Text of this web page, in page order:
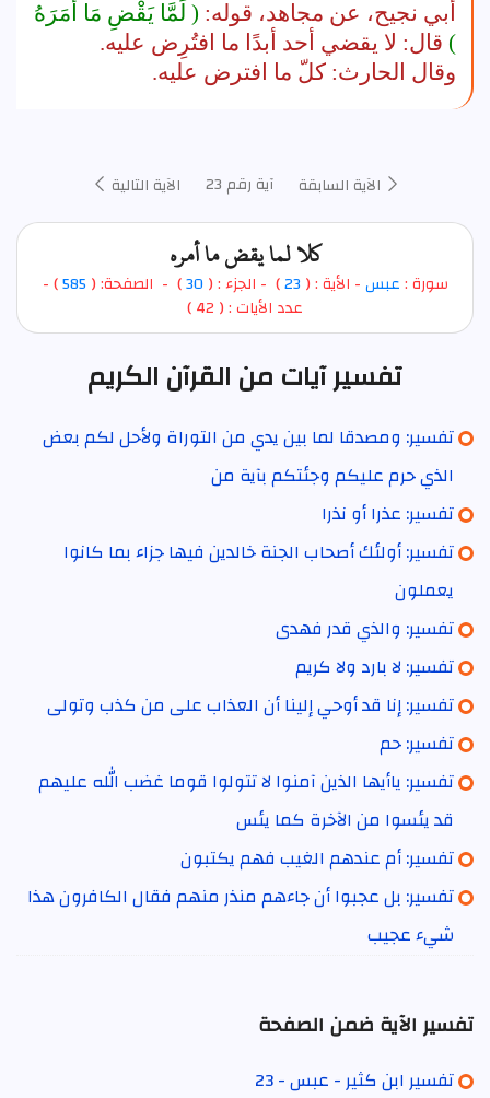
أبي نجيح، عن مجاهد، قوله: ( لَمَّا يَقْضِ مَا أَمَرَهُ
) قال: لا يقضي أحد أبدًا ما افتُرِض عليه.
وقال الحارث: كلّ ما افترض عليه.
الآية السابقة آية رقم 23 الآية التالية
كلا لما يقض ما أمره
سورة :عبس- الأية : (23
) - الجزء : (30) - الصفحة: ( 585
) -
عدد الأيات : ( 42 )
تفسير آيات من القرآن الكريم
تفسير: ومصدقا لما بين يدي من التوراة ولأحل لكم بعض
الذي حرم عليكم وجئتكم بآية من
تفسير: عذرا أو نذرا
تفسير: أولئك أصحاب الجنة خالدين فيها جزاء بما كانوا
يعملون
تفسير: والذي قدر فهدى
تفسير: لا بارد ولا كريم
تفسير: إنا قد أوحي إلينا أن العذاب على من كذب وتولى
تفسير: حم
تفسير: ياأيها الذين آمنوا لا تتولوا قوما غضب الله عليهم
قد يئسوا من الآخرة كما يئس
تفسير: أم عندهم الغيب فهم يكتبون
تفسير: بل عجبوا أن جاءهم منذر منهم فقال الكافرون هذا
شيء عجيب
تفسير الآية ضمن الصفحة
تفسير ابن كثير - عبس - 23